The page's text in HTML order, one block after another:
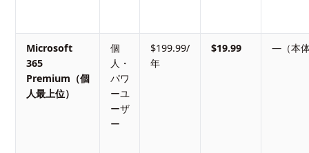
Microsoft
365
Premium（個
人最上位）
個
人・
パワ
ーユ
ーザ
ー
$199.99/
年
$19.99 —（本